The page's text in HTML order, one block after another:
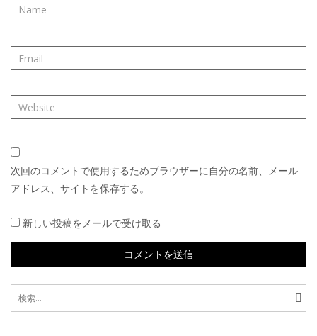
次回のコメントで使用するためブラウザーに自分の名前、メール
アドレス、サイトを保存する。
新しい投稿をメールで受け取る
索: